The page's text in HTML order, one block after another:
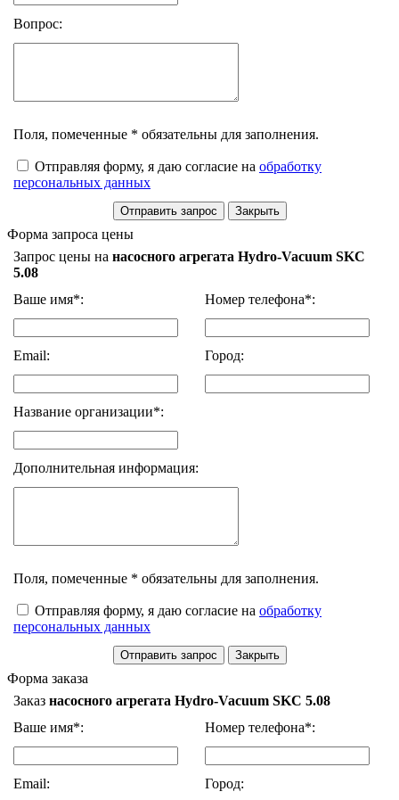
Вопрос:
Поля, помеченные * обязательны для заполнения.
Отправляя форму, я даю согласие на обработку
персональных данных
Форма запроса цены
Запрос цены на насосного агрегата Hydro-Vacuum SKC
5.08
Ваше имя*:
Номер телефона*:
Email: Город:
Название организации*:
Дополнительная информация:
Поля, помеченные * обязательны для заполнения.
Отправляя форму, я даю согласие на обработку
персональных данных
Форма заказа
Заказ насосного агрегата Hydro-Vacuum SKC 5.08
Ваше имя*:
Номер телефона*:
Email: Город: